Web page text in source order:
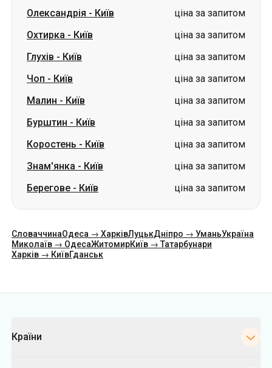
Олександрія - Київ
ціна за запитом
Охтирка - Київ
ціна за запитом
Глухів - Київ
ціна за запитом
Чоп - Київ
ціна за запитом
Малин - Київ
ціна за запитом
Бурштин - Київ
ціна за запитом
Коростень - Київ
ціна за запитом
Знам'янка - Київ
ціна за запитом
Берегове - Київ ціна за запитом
СловаччинаОдеса → ХарківЛуцькДніпро → УманьУкраїна
Миколаїв → ОдесаЖитомирКиїв → Татарбунари
Харків → КиївГданськ
Країни